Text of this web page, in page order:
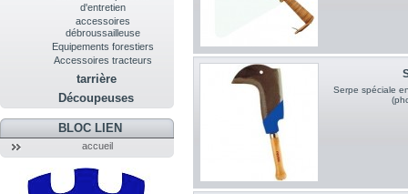
d'entretien
accessoires
débroussailleuse
Equipements forestiers
Accessoires tracteurs
tarrière
Découpeuses
BLOC LIEN
accueil
Serpe spéciale